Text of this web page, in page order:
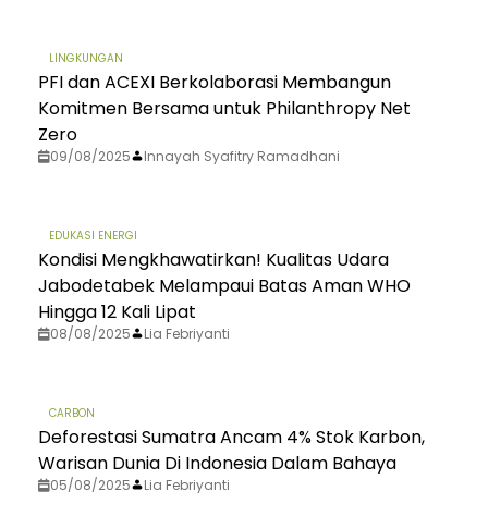
LINGKUNGAN
PFI dan ACEXI Berkolaborasi Membangun
Komitmen Bersama untuk Philanthropy Net
Zero
09/08/2025 Innayah Syafitry Ramadhani
EDUKASI ENERGI
Kondisi Mengkhawatirkan! Kualitas Udara
Jabodetabek Melampaui Batas Aman WHO
Hingga 12 Kali Lipat
08/08/2025 Lia Febriyanti
CARBON
Deforestasi Sumatra Ancam 4% Stok Karbon,
Warisan Dunia Di Indonesia Dalam Bahaya
05/08/2025 Lia Febriyanti